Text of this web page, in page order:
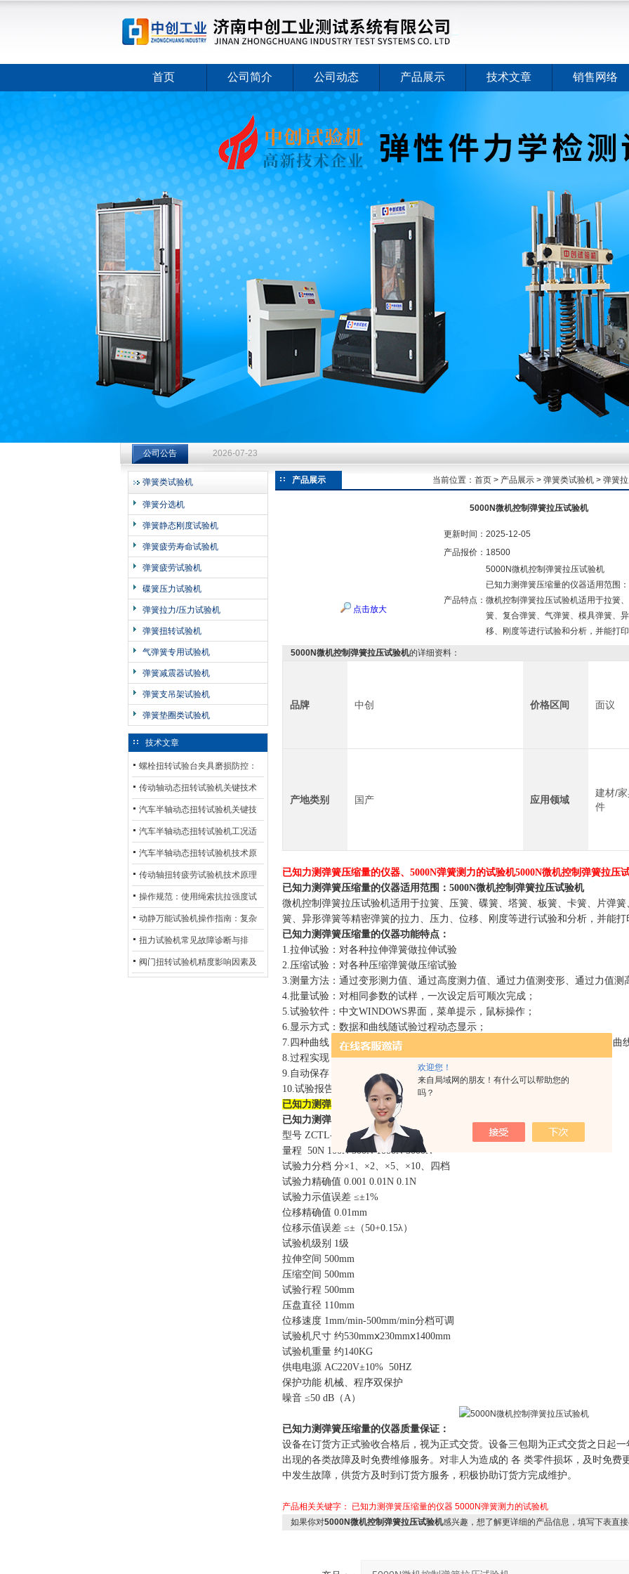
欢迎您！
来自局域网的朋友！有什么可以帮助您的
吗？
济南中创工业测试系统有限公司
首页 公司简介 公司动态 产品展示 技术文章 销售网络
公司公告 2026-07-23
钻杆扭转试验台选型指南：从额定扭矩到加载频率的工况适配逻辑
2026-07-23
钻杆扭转试验台选型指南：从额定扭矩到加载频率的工况适配逻辑
2026-07-23
弹簧类试验机
弹簧分选机
弹簧静态刚度试验机
弹簧疲劳寿命试验机
弹簧疲劳试验机
碟簧压力试验机
弹簧拉力/压力试验机
弹簧扭转试验机
气弹簧专用试验机
弹簧减震器试验机
弹簧支吊架试验机
弹簧垫圈类试验机
技术文章
螺栓扭转试验台夹具磨损防控：
材质选型与表面处理的耐用性优
化
传动轴动态扭转试验机关键技术
及产业落地应用
汽车半轴动态扭转试验机关键技
术及产业落地应用
汽车半轴动态扭转试验机工况适
配与质控应用探析
汽车半轴动态扭转试验机技术原
理与行业应用
传动轴扭转疲劳试验机技术原理
与行业应用
操作规范：使用绳索抗拉强度试
验机的完整测试步骤
动静万能试验机操作指南：复杂
动态测试的标准化流程
扭力试验机常见故障诊断与排
除：从传感器信号异常到机械传
阀门扭转试验机精度影响因素及
产品展示 当前位置： 首页 > 产品展示 > 弹簧类试验机 > 弹簧
5000N微机控制弹簧拉压试验机
点击放大
更新时间： 2025-12-05
产品报价： 18500
产品特点：
5000N微机控制弹簧拉压试验机
已知力测弹簧压缩量的仪器适用范围：
微机控制弹簧拉压试验机适用于拉簧
簧、复合弹簧、气弹簧、模具弹簧、
移、刚度等进行试验和分析，并能打
5000N微机控制弹簧拉压试验机的详细资料：
品牌 中创 价格区间 面议
产地类别 国产 应用领域
建材/
件
已知力测弹簧压缩量的仪器、5000N弹簧测力的试验机5000N微机控制弹簧拉压
已知力测弹簧压缩量的仪器适用范围： 5000N微机控制弹簧拉压试验机
微机控制弹簧拉压试验机适用于拉簧、压簧、碟簧、塔簧、板簧、卡簧、片弹
簧、异形弹簧等精密弹簧的拉力、压力、位移、刚度等进行试验和分析，并能
已知力测弹簧压缩量的仪器功能特点：
1.拉伸试验：对各种拉伸弹簧做拉伸试验
2.压缩试验：对各种压缩弹簧做压缩试验
3.测量方法：通过变形测力值、通过高度测力值、通过力值测变形、通过力值测
4.批量试验：对相同参数的试样，一次设定后可顺次完成；
5.试验软件：中文WINDOWS界面，菜单提示，鼠标操作；
6.显示方式：数据和曲线随试验过程动态显示；
7.四种曲线：力值--位移曲线、力值--变形曲线、位移--时间曲线、变形--时间曲
8.过程实现：试验过程、测量、显示和分析等均由微机完成；
9.自动保存：试验结束，试验数据和曲线自动保存；
10.试验报告：可按用户要求的格式编制报告并打印；
已知力测弹簧压缩量的仪器、5000N弹簧测力的试验机
已知力测弹簧压缩量的仪器
型号 ZCTL-W50N 100N 500N 1000N 5000N
量程 50N 100N 500N 1000N 5000N
试验力分档 分×1、×2、×5、×10、四档
试验力精确值 0.001 0.01N 0.1N
试验力示值误差 ≤±1%
位移精确值 0.01mm
位移示值误差 ≤±（50+0.15λ）
试验机级别 1级
拉伸空间 500mm
压缩空间 500mm
试验行程 500mm
压盘直径 110mm
位移速度 1mm/min-500mm/min分档可调
试验机尺寸 约530mmⅹ230mmⅹ1400mm
试验机重量 约140KG
供电电源 AC220V±10% 50HZ
保护功能 机械、程序双保护
噪音 ≤50 dB（A）
已知力测弹簧压缩量的仪器质量保证：
设备在订货方正式验收合格后，视为正式交货。设备三包期为正式交货之日起
出现的各类故障及时免费维修服务。对非人为造成的 各 类零件损坏，及时免费
中发生故障，供货方及时到订货方服务，积极协助订货方完成维护。
产品相关关键字： 已知力测弹簧压缩量的仪器 5000N弹簧测力的试验机
如果你对5000N微机控制弹簧拉压试验机感兴趣，想了解更详细的产品信息，填写下表直